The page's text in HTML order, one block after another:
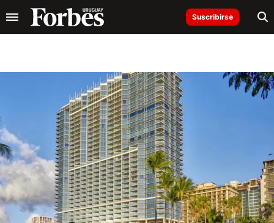
Suscribirse